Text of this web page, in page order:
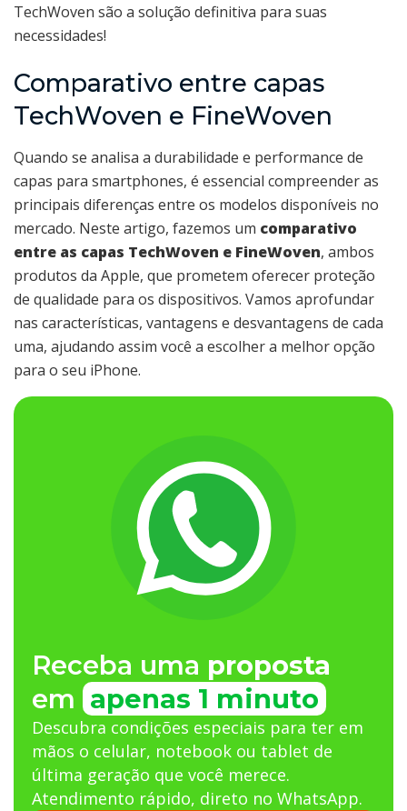
TechWoven são a solução definitiva para suas
necessidades!
Comparativo entre capas
TechWoven e FineWoven
Quando se analisa a durabilidade e performance de
capas para smartphones, é essencial compreender as
principais diferenças entre os modelos disponíveis no
mercado. Neste artigo, fazemos um comparativo
entre as capas TechWoven e FineWoven, ambos
produtos da Apple, que prometem oferecer proteção
de qualidade para os dispositivos. Vamos aprofundar
nas características, vantagens e desvantagens de cada
uma, ajudando assim você a escolher a melhor opção
para o seu iPhone.
Receba uma proposta
em apenas 1 minuto
Descubra condições especiais para ter em
mãos o celular, notebook ou tablet de
última geração que você merece.
Atendimento rápido, direto no WhatsApp.